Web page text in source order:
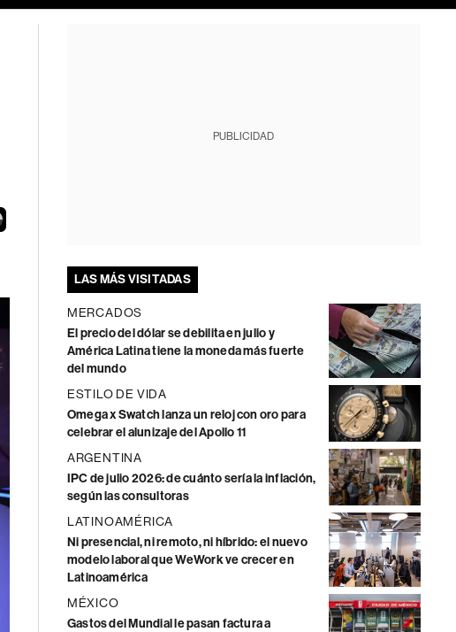
PUBLICIDAD
LAS MÁS VISITADAS
MERCADOS
El precio del dólar se debilita en julio y
América Latina tiene la moneda más fuerte
del mundo
ESTILO DE VIDA
Omega x Swatch lanza un reloj con oro para
celebrar el alunizaje del Apollo 11
ARGENTINA
IPC de julio 2026: de cuánto sería la inflación,
según las consultoras
LATINOAMÉRICA
Ni presencial, ni remoto, ni híbrido: el nuevo
modelo laboral que WeWork ve crecer en
Latinoamérica
MÉXICO
Gastos del Mundial le pasan factura a